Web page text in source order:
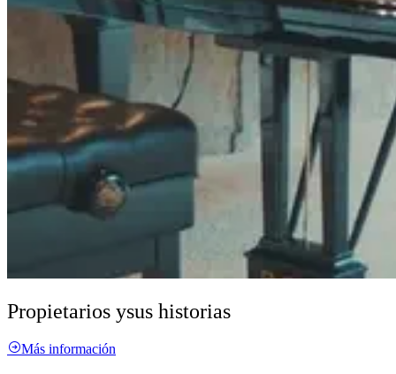
Propietarios ysus historias
Más información